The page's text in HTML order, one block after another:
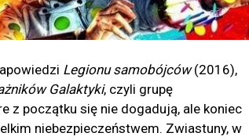
Legionu samobójców(2016),
Galaktyki, czyli grupę
z początku się nie dogadują, ale koniec
niebezpieczeństwem. Zwiastuny, w